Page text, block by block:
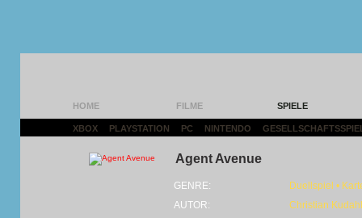
HOME FILME SPIELE
XBOX PLAYSTATION PC NINTENDO
Agent Avenue
GENRE:
Duellspiel •
AUTOR:
Christian